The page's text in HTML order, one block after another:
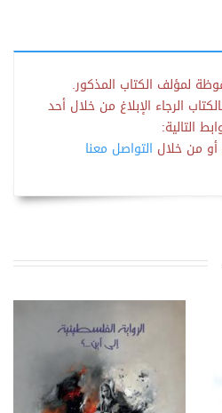
لمؤلف الكتاب المذكور.
الرجاء الإبلاغ من خلال أحد
التالية:
أو من خلال التواصل معنا